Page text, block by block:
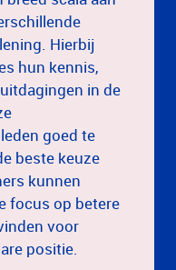
Hierbij
hun kennis,
in de
goed te
beste keuze
kunnen
focus op betere
voor
positie.